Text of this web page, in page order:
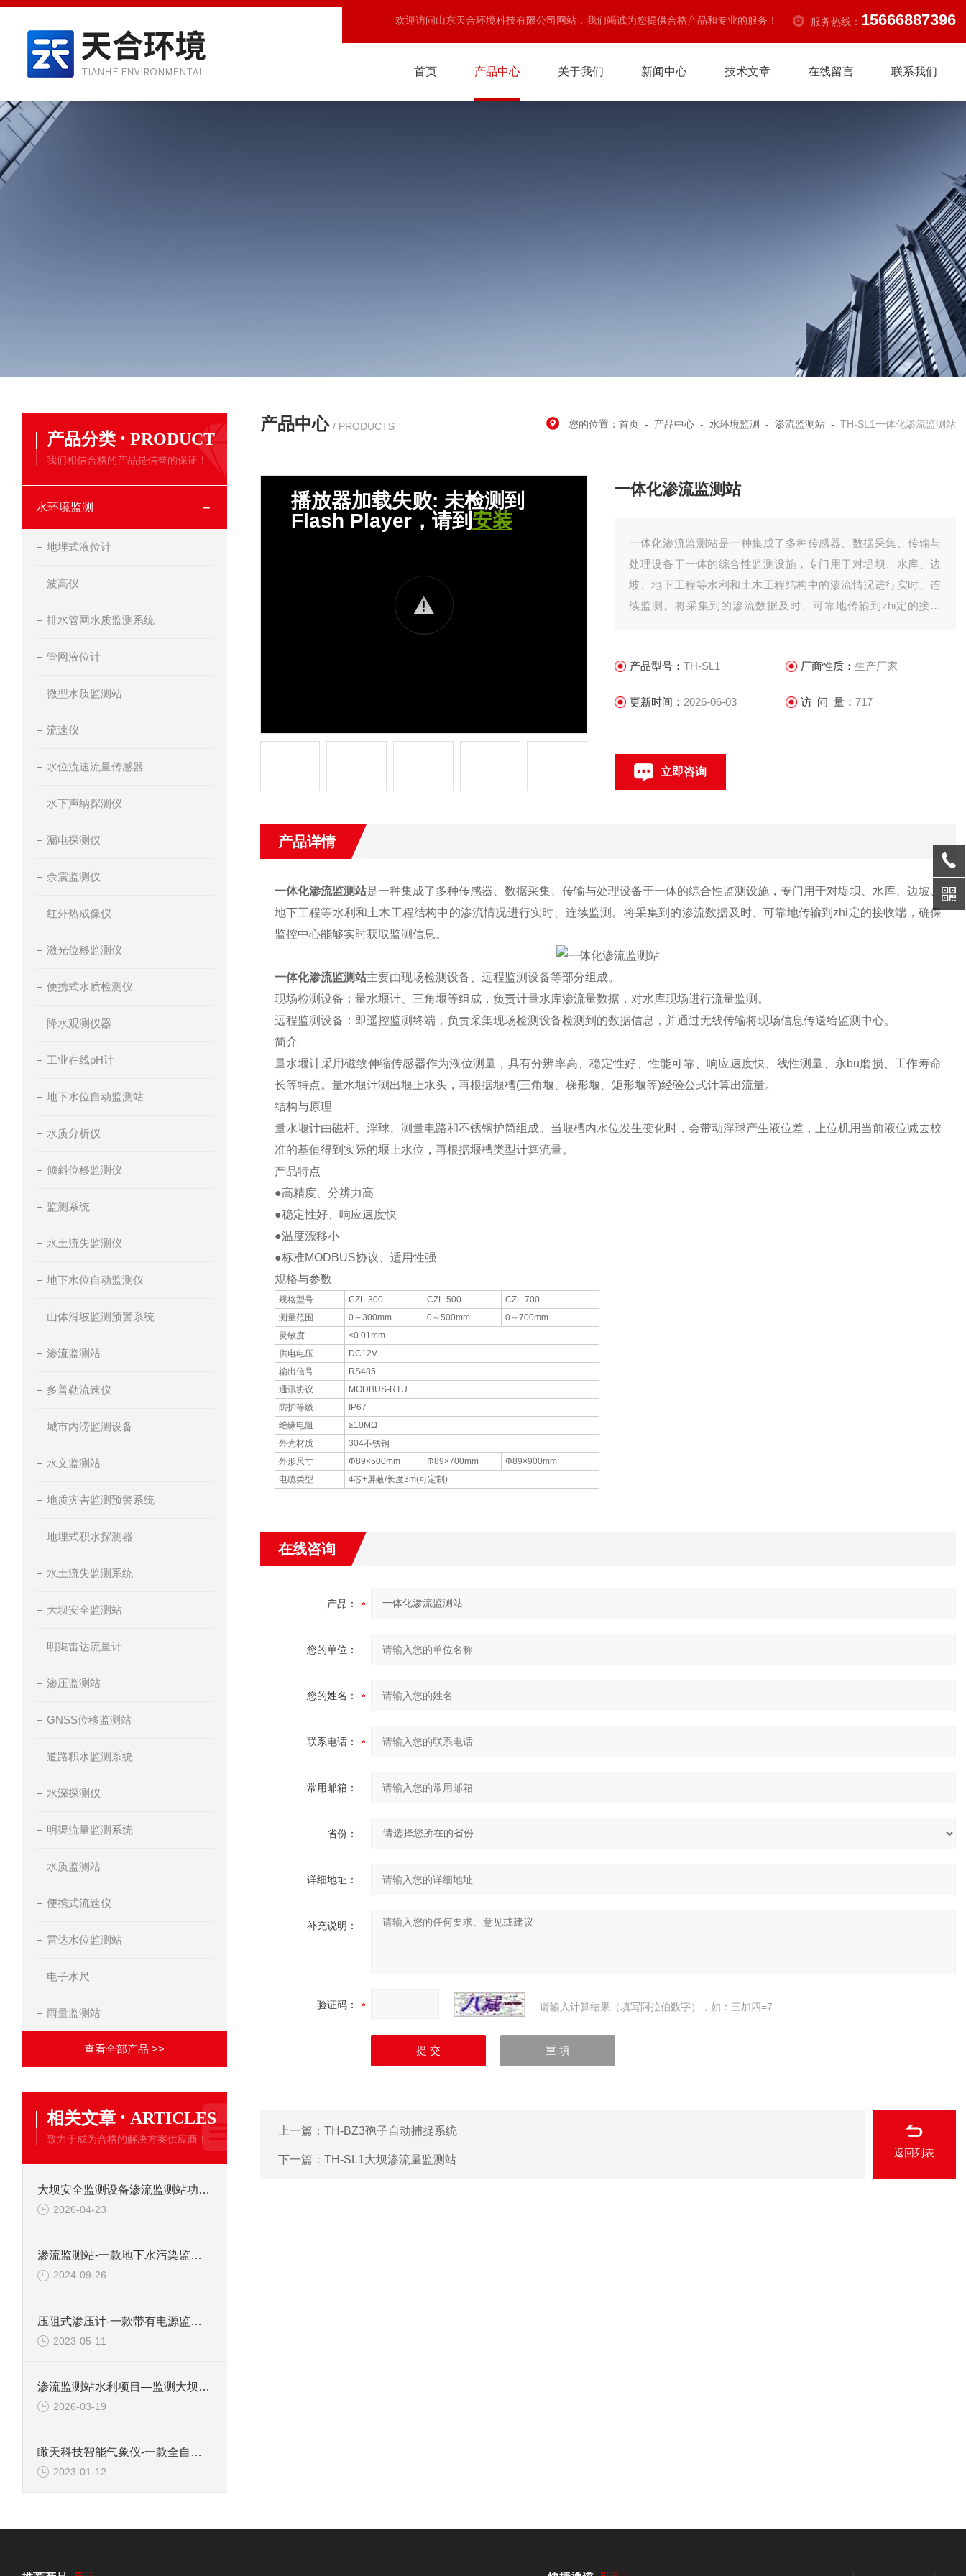
欢迎访问山东天合环境科技有限公司网站，我们竭诚为您提供合格产品和专业的服务！ 服务热线： 15666887396
首页 产品中心 关于我们 新闻中心 技术文章 在线留言 联系我们
产品分类 · PRODUCT
我们相信合格的产品是信誉的保证！
水环境监测
地埋式液位计
波高仪
排水管网水质监测系统
管网液位计
微型水质监测站
流速仪
水位流速流量传感器
水下声纳探测仪
漏电探测仪
余震监测仪
红外热成像仪
激光位移监测仪
便携式水质检测仪
降水观测仪器
工业在线pH计
地下水位自动监测站
水质分析仪
倾斜位移监测仪
监测系统
水土流失监测仪
地下水位自动监测仪
山体滑坡监测预警系统
渗流监测站
多普勒流速仪
城市内涝监测设备
水文监测站
地质灾害监测预警系统
地埋式积水探测器
水土流失监测系统
大坝安全监测站
明渠雷达流量计
渗压监测站
GNSS位移监测站
道路积水监测系统
水深探测仪
明渠流量监测系统
水质监测站
便携式流速仪
雷达水位监测站
电子水尺
雨量监测站
查看全部产品 >>
相关文章 · ARTICLES
致力于成为合格的解决方案供应商！
大坝安全监测设备渗流监测站功能：采集坝体、坝基及周边区域的渗流量变化
2026-04-23
渗流监测站-一款地下水污染监测的大坝渗流监测系统2024全+境+派+送
2024-09-26
压阻式渗压计-一款带有电源监控的渗压监测站2023顺丰包邮
2023-05-11
渗流监测站水利项目—监测大坝、堤防、水库等水利设施安全，发现潜在危险
2026-03-19
瞰天科技智能气象仪-一款全自动的智能气象仪器#2023已更新
2023-01-12
产品中心 / PRODUCTS 您的位置： 首页 - 产品中心 - 水环境监测 - 渗流监测站 - TH-SL1一体化渗流监测站
一体化渗流监测站
一体化渗流监测站是一种集成了多种传感器、数据采集、传输与
处理设备于一体的综合性监测设施，专门用于对堤坝、水库、边
坡、地下工程等水利和土木工程结构中的渗流情况进行实时、连
续监测。将采集到的渗流数据及时、可靠地传输到zhi定的接收
产品型号：TH-SL1 厂商性质： 生产厂家
更新时间： 2026-06-03 访 问 量： 717
立即咨询
产品详情
一体化渗流监测站是一种集成了多种传感器、数据采集、传输与处理设备于一体的综合性监测设施，专门用于对堤坝、水库、边坡、
地下工程等水利和土木工程结构中的渗流情况进行实时、连续监测。将采集到的渗流数据及时、可靠地传输到zhi定的接收端，确保
监控中心能够实时获取监测信息。
一体化渗流监测站主要由现场检测设备、远程监测设备等部分组成。
现场检测设备：量水堰计、三角堰等组成，负责计量水库渗流量数据，对水库现场进行流量监测。
远程监测设备：即遥控监测终端，负责采集现场检测设备检测到的数据信息，并通过无线传输将现场信息传送给监测中心。
简介
量水堰计采用磁致伸缩传感器作为液位测量，具有分辨率高、稳定性好、性能可靠、响应速度快、线性测量、永bu磨损、工作寿命
长等特点。量水堰计测出堰上水头，再根据堰槽(三角堰、梯形堰、矩形堰等)经验公式计算出流量。
结构与原理
量水堰计由磁杆、浮球、测量电路和不锈钢护筒组成。当堰槽内水位发生变化时，会带动浮球产生液位差，上位机用当前液位减去校
准的基值得到实际的堰上水位，再根据堰槽类型计算流量。
产品特点
●高精度、分辨力高
●稳定性好、响应速度快
●温度漂移小
●标准MODBUS协议、适用性强
规格与参数
规格型号 CZL-300 CZL-500
CZL-700
测量范围
0～300mm 0～500mm
0～700mm
灵敏度
≤0.01mm
供电电压
DC12V
输出信号
RS485
通讯协议
MODBUS-RTU
防护等级
IP67
绝缘电阻
≥10MΩ
外壳材质
304不锈钢
外形尺寸
Φ89×500mm Φ89×700mm
Φ89×900mm
电缆类型
4芯+屏蔽/长度3m(可定制)
在线咨询
产品：
您的单位：
您的姓名：
联系电话：
常用邮箱：
省份：
详细地址：
补充说明：
验证码： 请输入计算结果（填写阿拉伯数字），如：三加四=7
上一篇： TH-BZ3孢子自动捕捉系统
下一篇： TH-SL1大坝渗流量监测站
返回列表